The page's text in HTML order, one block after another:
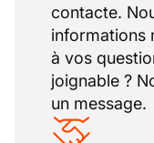
contacte.
informations
à vos
joignable ?
un message.